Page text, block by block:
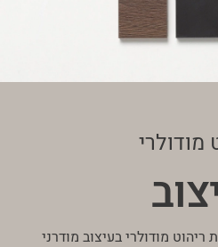
מודולרי
ריהוט מודולרי בעיצוב מודרני